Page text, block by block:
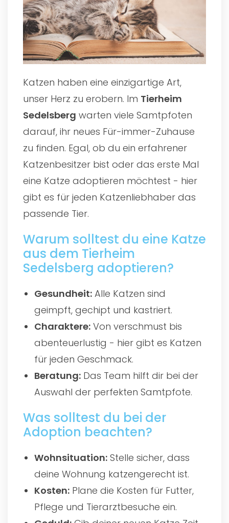
Katzen haben eine einzigartige Art,
unser Herz zu erobern. Im Tierheim
Sedelsberg warten viele Samtpfoten
darauf, ihr neues Für-immer-Zuhause
zu finden. Egal, ob du ein erfahrener
Katzenbesitzer bist oder das erste Mal
eine Katze adoptieren möchtest - hier
gibt es für jeden Katzenliebhaber das
passende Tier.
Warum solltest du eine Katze
aus dem Tierheim
Sedelsberg adoptieren?
Gesundheit: Alle Katzen sind
geimpft, gechipt und kastriert.
Charaktere: Von verschmust bis
abenteuerlustig - hier gibt es Katzen
für jeden Geschmack.
Beratung: Das Team hilft dir bei der
Auswahl der perfekten Samtpfote.
Was solltest du bei der
Adoption beachten?
Wohnsituation: Stelle sicher, dass
deine Wohnung katzengerecht ist.
Kosten: Plane die Kosten für Futter,
Pflege und Tierarztbesuche ein.